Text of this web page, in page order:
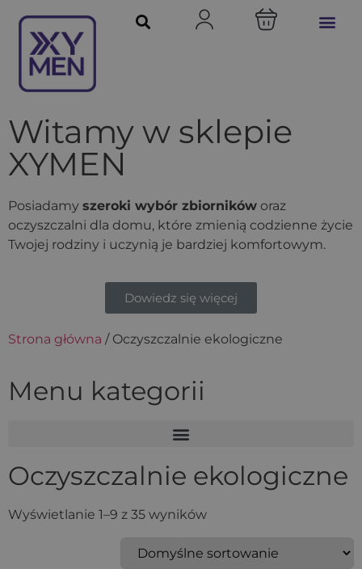
Witamy w sklepie
XYMEN
Posiadamy szeroki wybór zbiorników oraz
oczyszczalni dla domu, które zmienią codzienne życie
Twojej rodziny i uczynią je bardziej komfortowym.
Dowiedz się więcej
Strona główna / Oczyszczalnie ekologiczne
Menu kategorii
Oczyszczalnie ekologiczne
Wyświetlanie 1–9 z 35 wyników